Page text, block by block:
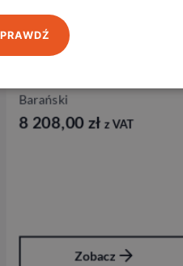
BARAŃSKI PRESTIGE
zł z VAT
Zobacz